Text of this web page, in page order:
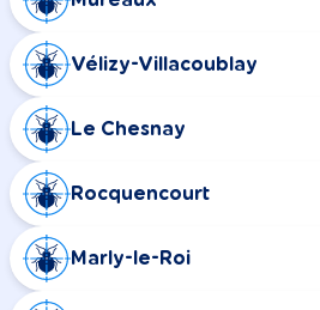
Vélizy-Villacoublay
Le Chesnay
Rocquencourt
Marly-le-Roi